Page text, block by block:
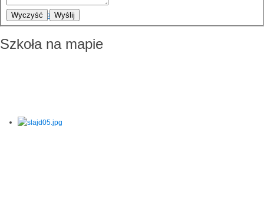
Wyczyść Wyślij
Szkoła na mapie